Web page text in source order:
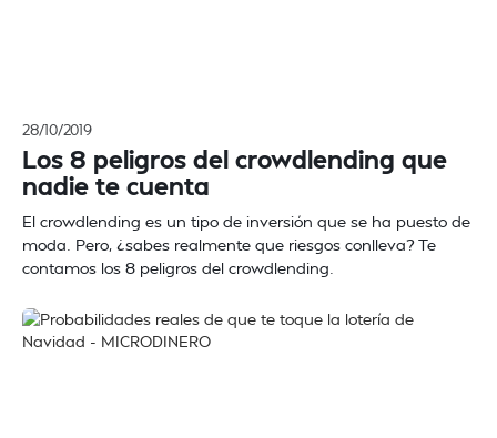
28/10/2019
Los 8 peligros del crowdlending que
nadie te cuenta
El crowdlending es un tipo de inversión que se ha puesto de
moda. Pero, ¿sabes realmente que riesgos conlleva? Te
contamos los 8 peligros del crowdlending.